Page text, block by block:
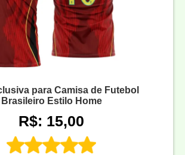
para Camisa de Futebol
Brasileiro Estilo Home
R$: 15,00